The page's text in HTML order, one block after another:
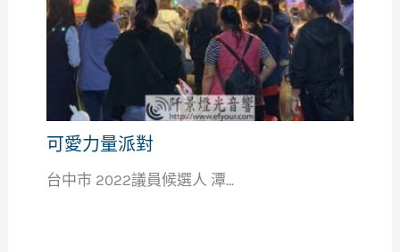
可愛力量派對
台中市 2022議員候選人 潭...